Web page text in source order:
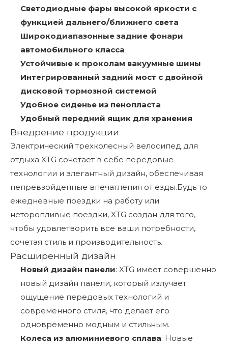
Светодиодные фары высокой яркости с
функцией дальнего/ближнего света
Широкодиапазонные задние фонари
автомобильного класса
Устойчивые к проколам вакуумные шины
Интегрированный задний мост с двойной
дисковой тормозной системой
Удобное сиденье из пенопласта
Удобный передний ящик для хранения
Внедрение продукции
Электрический трехколесный велосипед для
отдыха XTG сочетает в себе передовые
технологии и элегантный дизайн, обеспечивая
непревзойденные впечатления от езды.Будь то
ежедневные поездки на работу или
неторопливые поездки, XTG создан для того,
чтобы удовлетворить все ваши потребности,
сочетая стиль и производительность.
Расширенный дизайн
Новый дизайн панели: XTG имеет совершенно
новый дизайн панели, который излучает
ощущение передовых технологий и
современного стиля, что делает его
одновременно модным и стильным.
Колеса из алюминиевого сплава: Новые